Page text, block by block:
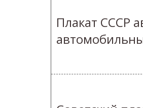
Плакат СССР